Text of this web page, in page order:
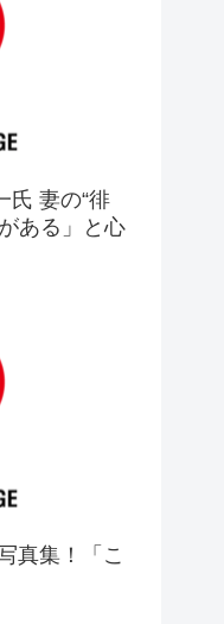
氏 妻の“徘
ある」と心
真集！「こ